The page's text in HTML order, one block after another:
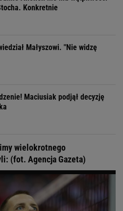
Konkretnie
Małyszowi. "Nie widzę
Maciusiak podjął decyzję
wielokrotnego
(fot. Agencja Gazeta)